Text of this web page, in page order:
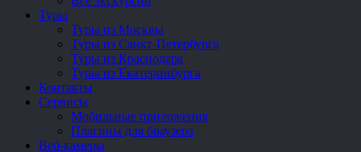
Туры
Туры из Москвы
Туры из Санкт-Петербурга
Туры из Краснодара
Туры из Екатеринбурга
Контакты
Сервисы
Мобильные приложения
Плагины для браузера
Веб-камеры